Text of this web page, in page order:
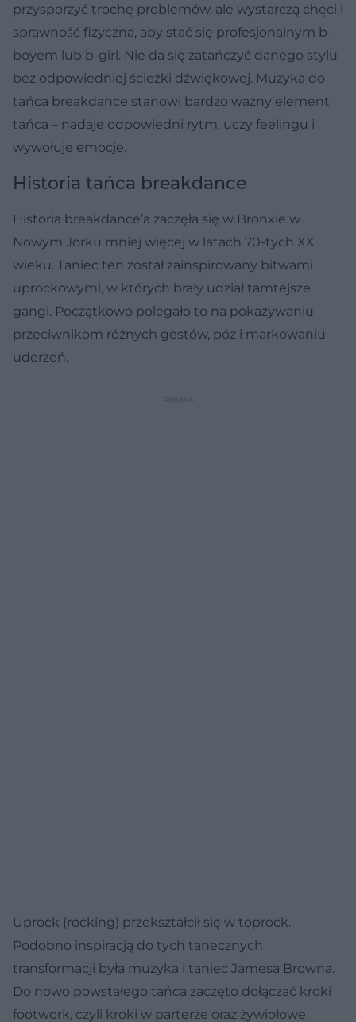
przysporzyć trochę problemów, ale wystarczą chęci i
sprawność fizyczna, aby stać się profesjonalnym b-
boyem lub b-girl. Nie da się zatańczyć danego stylu
bez odpowiedniej ścieżki dźwiękowej. Muzyka do
tańca breakdance stanowi bardzo ważny element
tańca – nadaje odpowiedni rytm, uczy feelingu i
wywołuje emocje.
Historia tańca breakdance
Historia breakdance’a zaczęła się w Bronxie w
Nowym Jorku mniej więcej w latach 70-tych XX
wieku. Taniec ten został zainspirowany bitwami
uprockowymi, w których brały udział tamtejsze
gangi. Początkowo polegało to na pokazywaniu
przeciwnikom różnych gestów, póz i markowaniu
uderzeń.
Uprock (rocking) przekształcił się w toprock.
Podobno inspiracją do tych tanecznych
transformacji była muzyka i taniec Jamesa Browna.
Do nowo powstałego tańca zaczęto dołączać kroki
footwork, czyli kroki w parterze oraz żywiołowe